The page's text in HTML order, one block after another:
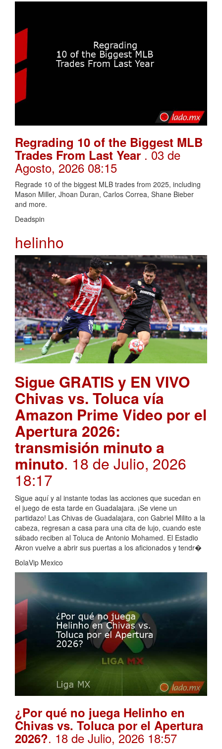
Regrading 10 of the Biggest MLB
Trades From Last Year. 03 de
Agosto, 2026 08:15
Regrade 10 of the biggest MLB trades from 2025, including
Mason Miller, Jhoan Duran, Carlos Correa, Shane Bieber
and more.
Deadspin
helinho
Sigue GRATIS y EN VIVO
Chivas vs. Toluca vía
Amazon Prime Video por el
Apertura 2026:
transmisión minuto a
minuto. 18 de Julio, 2026
18:17
Sigue aquí y al instante todas las acciones que sucedan en
el juego de esta tarde en Guadalajara. ¡Se viene un
partidazo! Las Chivas de Guadalajara, con Gabriel Milito a la
cabeza, regresan a casa para una cita de lujo, cuando este
sábado reciben al Toluca de Antonio Mohamed. El Estadio
Akron vuelve a abrir sus puertas a los aficionados y tendr�
BolaVip Mexico
¿Por qué no juega Helinho en
Chivas vs. Toluca por el Apertura
2026?. 18 de Julio, 2026 18:57